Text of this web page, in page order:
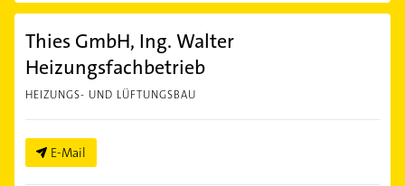
Thies GmbH, Ing. Walter
Heizungsfachbetrieb
HEIZUNGS- UND LÜFTUNGSBAU
E-Mail